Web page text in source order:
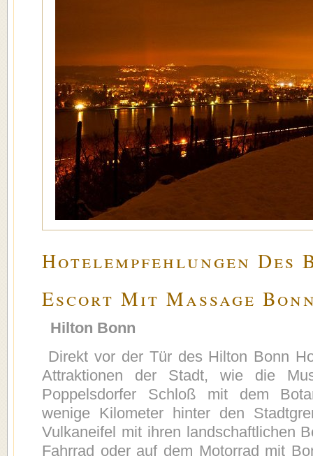
Hotelempfehlungen Des
Escort Mit Massage
Hilton Bonn
Direkt vor der Tür des Hilton Bonn
Attraktionen der Stadt, wie die
Poppelsdorfer Schloß mit dem
wenige Kilometer hinter den
Vulkaneifel mit ihren landschaftlichen
Fahrrad oder auf dem Motorrad mit